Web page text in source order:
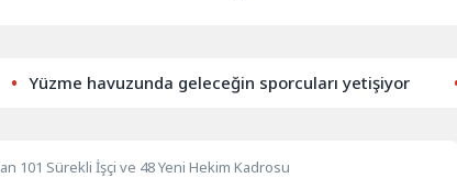
Yüzme havuzunda geleceğin sporcuları yetişiyor
101 Sürekli İşçi ve 48 Yeni Hekim Kadrosu